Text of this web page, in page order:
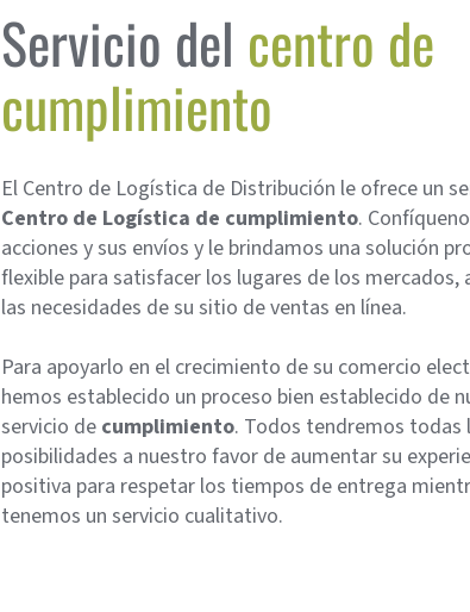
Servicio del centro de
cumplimiento
El Centro de Logística de Distribución le ofrece un
Centro de Logística de cumplimiento.
acciones y sus envíos y le brindamos una solución
flexible para satisfacer los lugares de los mercados,
las necesidades de su sitio de ventas en línea.
Para apoyarlo en el crecimiento de su comercio
hemos establecido un proceso bien establecido de
servicio de cumplimiento. Todos tendremos todas
posibilidades a nuestro favor de aumentar su
positiva para respetar los tiempos de entrega
tenemos un servicio cualitativo.